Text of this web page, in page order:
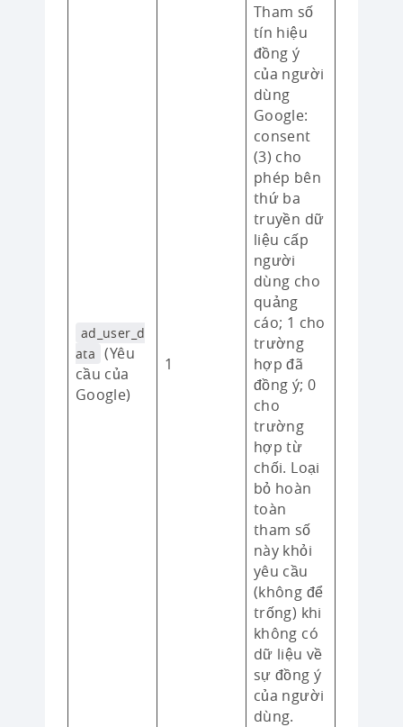
ad_user_d
ata (Yêu
cầu của
Google)
1
Tham số
tín hiệu
đồng ý
của người
dùng
Google:
consent
(3) cho
phép bên
thứ ba
truyền dữ
liệu cấp
người
dùng cho
quảng
cáo; 1 cho
trường
hợp đã
đồng ý; 0
cho
trường
hợp từ
chối. Loại
bỏ hoàn
toàn
tham số
này khỏi
yêu cầu
(không để
trống) khi
không có
dữ liệu về
sự đồng ý
của người
dùng.